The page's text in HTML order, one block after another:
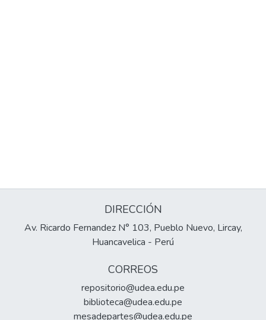
DIRECCIÓN
Av. Ricardo Fernandez N° 103, Pueblo Nuevo, Lircay,
Huancavelica - Perú
CORREOS
repositorio@udea.edu.pe
biblioteca@udea.edu.pe
mesadepartes@udea.edu.pe